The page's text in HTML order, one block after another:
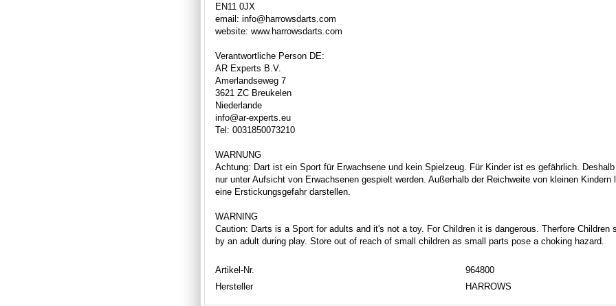
EN11 0JX
email: info@harrowsdarts.com
website: www.harrowsdarts.com
Verantwortliche Person DE:
AR Experts B.V.
Amerlandseweg 7
3621 ZC Breukelen
Niederlande
info@ar-experts.eu
Tel: 0031850073210
WARNUNG
Achtung: Dart ist ein Sport für Erwachsene und kein Spielzeug. Für Kinder ist es gefährlich.
nur unter Aufsicht von Erwachsenen gespielt werden. Außerhalb der Reichweite von kleinen Kindern
eine Erstickungsgefahr darstellen.
WARNING
Caution: Darts is a Sport for adults and it's not a toy. For Children it is dangerous. Therfore Children
by an adult during play. Store out of reach of small children as small parts pose a choking hazard.
Artikel-Nr.
964800
Hersteller
HARROWS